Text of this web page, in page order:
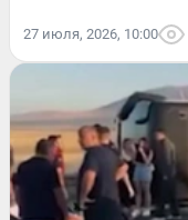
27 июля, 2026, 10:00